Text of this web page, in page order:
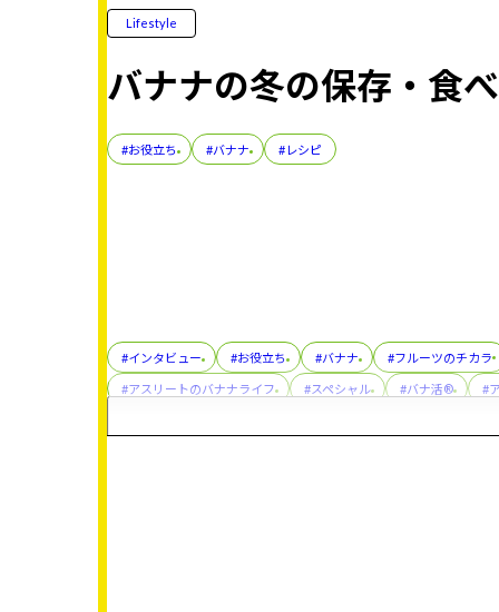
Lifestyle
バナナの冬の保存・食
#お役立ち #バナナ #レシピ
#インタビュー #お役立ち #バナナ #フルーツのチカラ
#アスリートのバナナライフ #スペシャル #バナ活® #